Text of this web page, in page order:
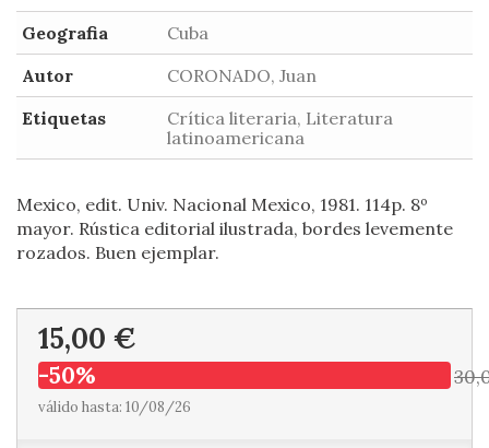
Geografia
Cuba
Autor
CORONADO, Juan
Etiquetas
Crítica literaria, Literatura
latinoamericana
Mexico, edit. Univ. Nacional Mexico, 1981. 114p. 8º
mayor. Rústica editorial ilustrada, bordes levemente
rozados. Buen ejemplar.
15,00 €
-50%
válido hasta: 10/08/26